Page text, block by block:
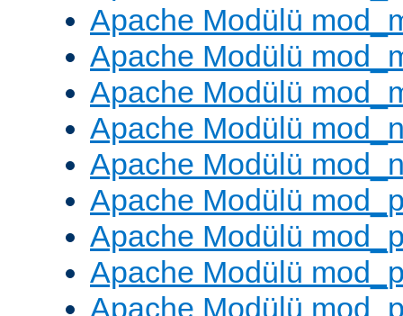
Apache Modülü
Apache Modülü
Apache Modülü
Apache Modülü
Apache Modülü
Apache Modülü
Apache Modülü
Apache Modülü
Apache Modülü